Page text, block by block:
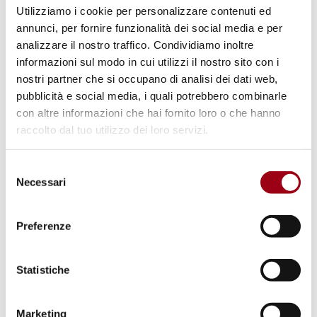
Utilizziamo i cookie per personalizzare contenuti ed
annunci, per fornire funzionalità dei social media e per
analizzare il nostro traffico. Condividiamo inoltre
informazioni sul modo in cui utilizzi il nostro sito con i
nostri partner che si occupano di analisi dei dati web,
pubblicità e social media, i quali potrebbero combinarle
con altre informazioni che hai fornito loro o che hanno
raccolto dal tuo utilizzo dei loro servizi.
delNecessari
Preferenze
Statistiche
Marketing
I firmatari della lettera sono convinti che la
creazione di una rappresentanza ufficiale nel
UNFCCC e quindi la garanzia di una più
completa partecipazione delle persone con
disabilità alle negoziazioni sia fondamentale
per sviluppare soluzioni climatiche globali
efficaci e per costruire di società più resilienti